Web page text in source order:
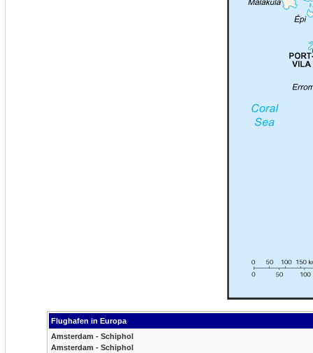
Flughafen in Europa
Amsterdam - Schiphol
Amsterdam - Schiphol